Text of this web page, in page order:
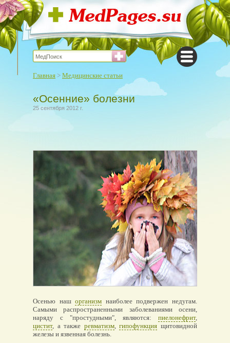
Главная > Медицинские статьи
«Осенние» болезни
25 сентября 2012 г.
Осенью нашорганизм наиболее подвержен недугам.
Самыми распространенными заболеваниями осени,
наряду с "простудными", являются: пиелонефрит,
цистит, а также ревматизм,гипофункция щитовидной
железы и язвенная болезнь.